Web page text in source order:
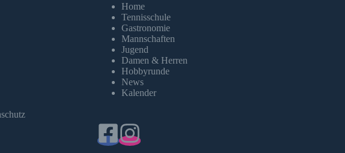
Home
Tennisschule
Gastronomie
Mannschaften
Jugend
Damen & Herren
Hobbyrunde
News
Kalender